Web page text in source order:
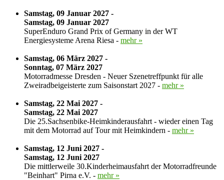
Samstag, 09 Januar 2027 -
Samstag, 09 Januar 2027
SuperEnduro Grand Prix of Germany in der WT
Energiesysteme Arena Riesa - mehr »
Samstag, 06 März 2027 -
Sonntag, 07 März 2027
Motorradmesse Dresden - Neuer Szenetreffpunkt für alle
Zweiradbeigeisterte zum Saisonstart 2027 - mehr »
Samstag, 22 Mai 2027 -
Samstag, 22 Mai 2027
Die 25.Sachsenbike-Heimkinderausfahrt - wieder einen Tag
mit dem Motorrad auf Tour mit Heimkindern - mehr »
Samstag, 12 Juni 2027 -
Samstag, 12 Juni 2027
Die mittlerweile 30.Kinderheimausfahrt der Motorradfreunde
"Beinhart" Pirna e.V. - mehr »